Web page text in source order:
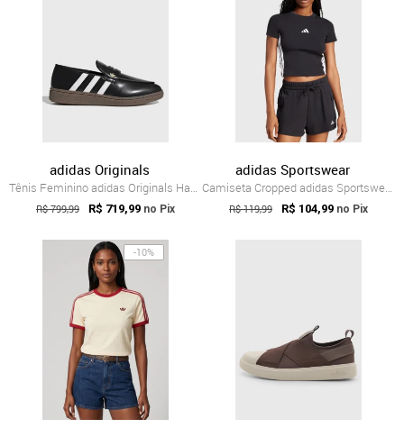
adidas Originals
Tênis Feminino adidas Originals Handball...
R$ 799,99 R$ 719,99 no Pix
adidas Sportswear
Camiseta Cropped adidas Sportswear Ajust...
R$ 119,99 R$ 104,99 no Pix
-10%